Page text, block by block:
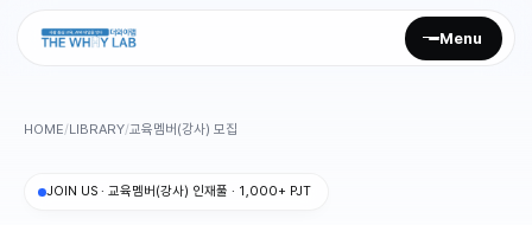
Menu
HOME/LIBRARY/교육멤버(강사) 모집
JOIN US · 교육멤버(강사) 인재풀 · 1,000+ PJT